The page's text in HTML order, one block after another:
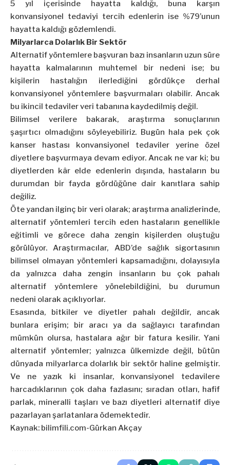
5 yıl içerisinde hayatta kaldığı, buna karşın
konvansiyonel tedaviyi tercih edenlerin ise %79’unun
hayatta kaldığı gözlemlendi.
Milyarlarca Dolarlık Bir Sektör
Alternatif yöntemlere başvuran bazı insanların uzun süre
hayatta kalmalarının muhtemel bir nedeni ise; bu
kişilerin hastalığın ilerlediğini gördükçe derhal
konvansiyonel yöntemlere başvurmaları olabilir. Ancak
bu ikincil tedaviler veri tabanına kaydedilmiş değil.
Bilimsel verilere bakarak, araştırma sonuçlarının
şaşırtıcı olmadığını söyleyebiliriz. Bugün hala pek çok
kanser hastası konvansiyonel tedaviler yerine özel
diyetlere başvurmaya devam ediyor. Ancak ne var ki; bu
diyetlerden kâr elde edenlerin dışında, hastaların bu
durumdan bir fayda gördüğüne dair kanıtlara sahip
değiliz.
Öte yandan ilginç bir veri olarak; araştırma analizlerinde,
alternatif yöntemleri tercih eden hastaların genellikle
eğitimli ve görece daha zengin kişilerden oluştuğu
görülüyor. Araştırmacılar, ABD’de sağlık sigortasının
bilimsel olmayan yöntemleri kapsamadığını, dolayısıyla
da yalnızca daha zengin insanların bu çok pahalı
alternatif yöntemlere yönelebildiğini, bu durumun
nedeni olarak açıklıyorlar.
Esasında, bitkiler ve diyetler pahalı değildir, ancak
bunlara erişim; bir aracı ya da sağlayıcı tarafından
mümkün olursa, hastalara ağır bir fatura kesilir. Yani
alternatif yöntemler; yalnızca ülkemizde değil, bütün
dünyada milyarlarca dolarlık bir sektör haline gelmiştir.
Ve ne yazık ki insanlar, konvansiyonel tedavilere
harcadıklarının çok daha fazlasını; sıradan otları, hafif
parlak, mineralli taşları ve bazı diyetleri alternatif diye
pazarlayan şarlatanlara ödemektedir.
Kaynak: bilimfili.com-Gürkan Akçay